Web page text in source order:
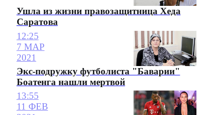
Ушла из жизни правозащитница Хеда
Саратова
12:25
7 МАР
2021
Экс-подружку футболиста "Баварии"
Боатенга нашли мертвой
13:55
11 ФЕВ